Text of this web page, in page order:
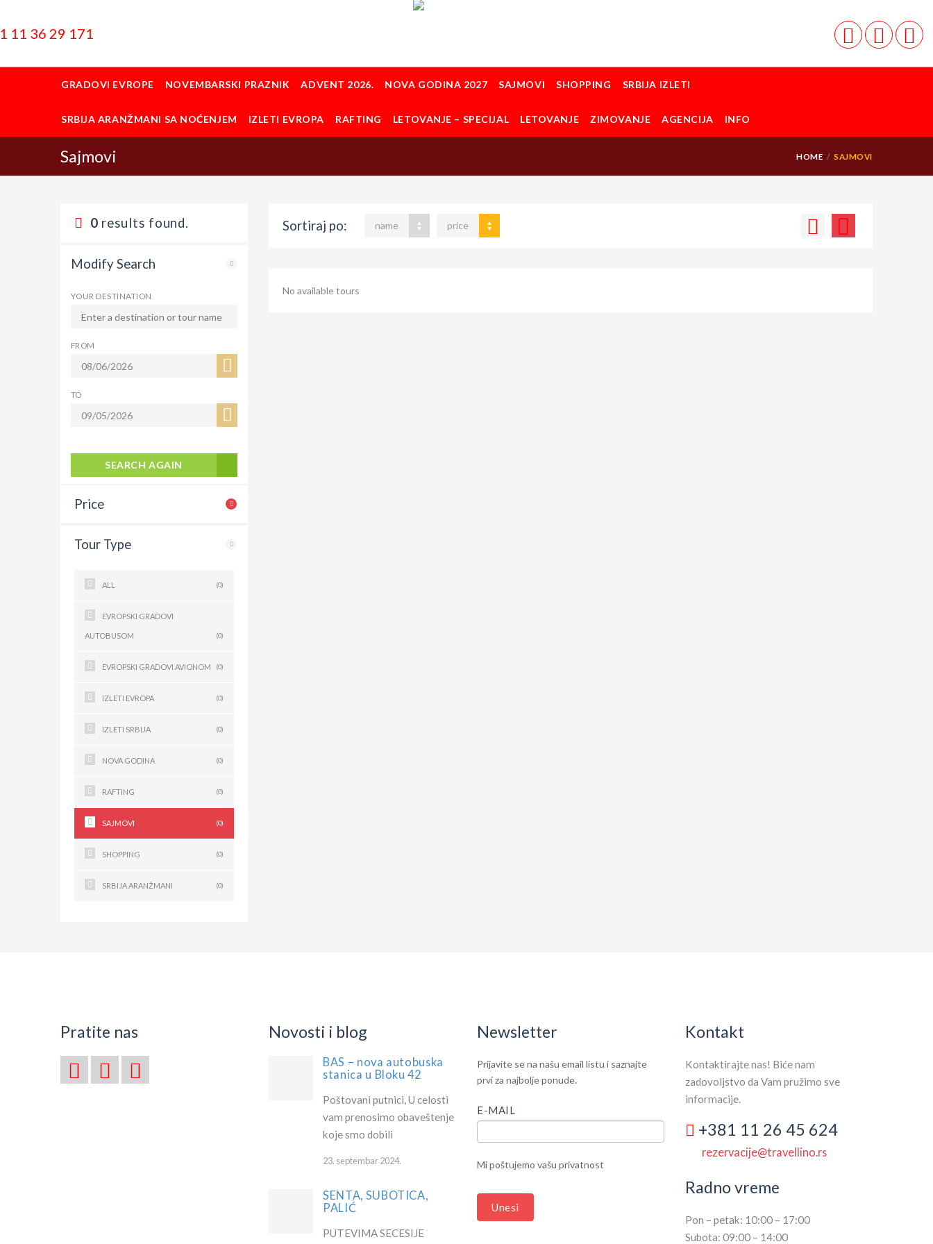
11 36 29 171
GRADOVI EVROPE NOVEMBARSKI PRAZNIK ADVENT 2026. NOVA GODINA 2027 SAJMOVI SHOPPING SRBIJA IZLETI
SRBIJA ARANŽMANI SA NOĆENJEM IZLETI EVROPA RAFTING LETOVANJE – SPECIJAL LETOVANJE ZIMOVANJE AGENCIJA INFO
Sajmovi HOME SAJMOVI
0 results found.
Modify Search
YOUR DESTINATION
FROM
TO
SEARCH AGAIN
Price
Tour Type
ALL (0)
EVROPSKI GRADOVI
AUTOBUSOM (0)
EVROPSKI GRADOVI AVIONOM (0)
IZLETI EVROPA (0)
IZLETI SRBIJA (0)
NOVA GODINA (0)
RAFTING (0)
SAJMOVI (0)
SHOPPING (0)
SRBIJA ARANŽMANI (0)
Sortiraj po: name price
No available tours
Pratite nas Novosti i blog
BAS – nova autobuska
stanica u Bloku 42
Poštovani putnici, U celosti
vam prenosimo obaveštenje
koje smo dobili
23. septembar 2024.
SENTA, SUBOTICA,
PALIĆ
PUTEVIMA SECESIJE
Newsletter
Newsletter
Prijavite se na našu email listu i saznajte
prvi za najbolje ponude.
E-MAIL
Mi poštujemo vašu privatnost
Unesi
IF
YOU
HUMAN,
LEAVE
BLANK.
Kontakt
Kontaktirajte nas! Biće nam
zadovoljstvo da Vam pružimo sve
informacije.
+381 11 26 45 624
rezervacije@travellino.rs
Radno vreme
Pon – petak: 10:00 – 17:00
Subota: 09:00 – 14:00